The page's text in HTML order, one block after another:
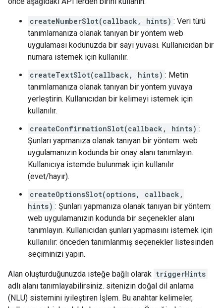
createNumberSlot(callback, hints) : Veri türü
tanımlamanıza olanak tanıyan bir yöntem web
uygulaması kodunuzda bir sayı yuvası. Kullanıcıdan bir
numara istemek için kullanılır.
createTextSlot(callback, hints) : Metin
tanımlamanıza olanak tanıyan bir yöntem yuvaya
yerleştirin. Kullanıcıdan bir kelimeyi istemek için
kullanılır.
createConfirmationSlot(callback, hints) :
Şunları yapmanıza olanak tanıyan bir yöntem: web
uygulamanızın kodunda bir onay alanı tanımlayın.
Kullanıcıya istemde bulunmak için kullanılır
(evet/hayır).
createOptionsSlot(options, callback,
hints) : Şunları yapmanıza olanak tanıyan bir yöntem:
web uygulamanızın kodunda bir seçenekler alanı
tanımlayın. Kullanıcıdan şunları yapmasını istemek için
kullanılır: önceden tanımlanmış seçenekler listesinden
seçiminizi yapın.
Alan oluşturduğunuzda isteğe bağlı olarak triggerHints
adlı alanı tanımlayabilirsiniz. sitenizin doğal dil anlama
(NLU) sistemini iyileştiren İşlem. Bu anahtar kelimeler,